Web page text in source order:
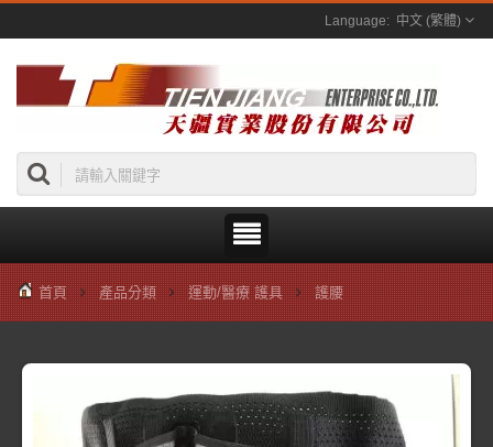
中文 (繁體)
首頁 產品分類 運動/醫療 護具 護腰